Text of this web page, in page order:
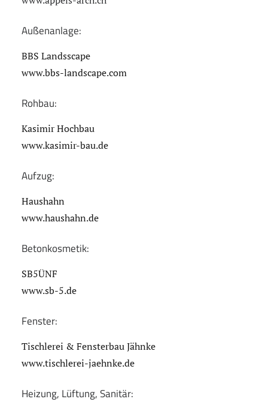
Außenanlage:
BBS Landsscape
www.bbs-landscape.com
Rohbau:
Kasimir Hochbau
www.kasimir-bau.de
Aufzug:
Haushahn
www.haushahn.de
Betonkosmetik:
SB5ÜNF
www.sb-5.de
Fenster:
Tischlerei & Fensterbau Jähnke
www.tischlerei-jaehnke.de
Heizung, Lüftung, Sanitär: